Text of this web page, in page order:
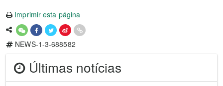
Imprimir esta página
NEWS-1-3-688582
Últimas notícias